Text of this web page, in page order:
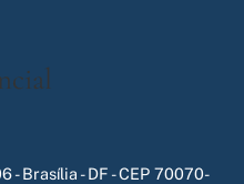
- Brasília - DF - CEP 70070-